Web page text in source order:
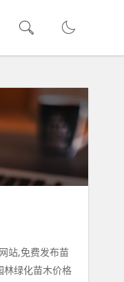
站,免费发布苗
林绿化苗木价格